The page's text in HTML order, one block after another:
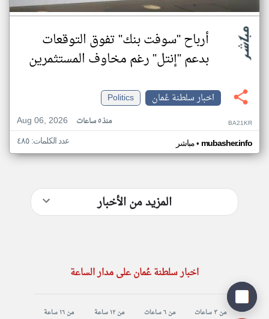
أرباح "سوفت بنك" تفوق التوقعات
بدعم "إنتل" رغم مخاوف المستثمرين
اخبار سلطنة عُمان
Politics
Aug 06, 2026
منذ ٥ ساعات BA21KR
مباشر• mubasher.info عدد الكلمات: ٤٨٥
المزيد من الأخبار
اخبار سلطنة عُمان على مدار الساعة
من ٣ ساعات من ٦ ساعات من ١٢ ساعة من ١٦ ساعة